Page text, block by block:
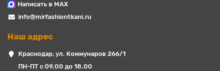
Написать в MAX
info@mirfashiontkani.ru
Наш адрес
Краснодар, ул. Коммунаров 266/1
ПН-ПТ с 09.00 до 18.00